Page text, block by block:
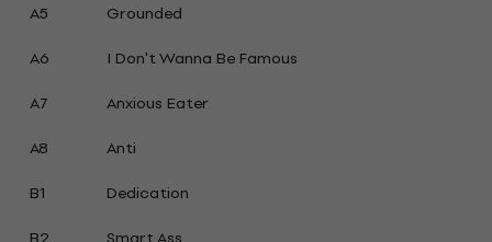
A5
Grounded
A6
I Don't Wanna Be Famous
A7
Anxious Eater
A8
Anti
B1
Dedication